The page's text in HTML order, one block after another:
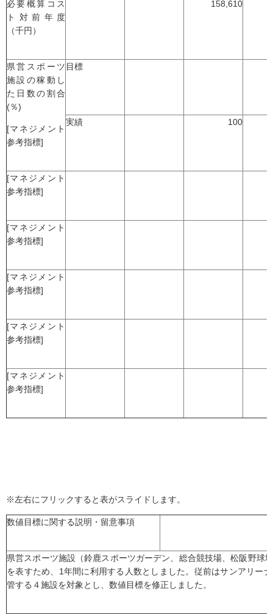
必要概算コス
ト対前年度
（千円）
158,610
県営スポーツ
施設の稼動し
た日数の割合
(％)
[マネジメント
参考指標]
目標
実績 100
[マネジメント
参考指標]
[マネジメント
参考指標]
[マネジメント
参考指標]
[マネジメント
参考指標]
[マネジメント
参考指標]
※左右にフリックすると表がスライドします。
数値目標に関する説明・留意事項
県営スポーツ施設（鈴鹿スポーツガーデン、総合競技場、松阪野球
を表すため、1年間に利用する人数としました。従前はサンアリー
管する４施設を対象とし、数値目標を修正しました。